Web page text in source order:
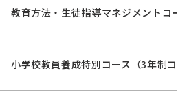
教育方法・生徒指導マネジメントコー
小学校教員養成特別コース（3年制コ